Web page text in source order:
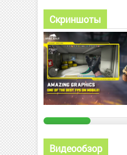
Скриншоты
Видеообзор